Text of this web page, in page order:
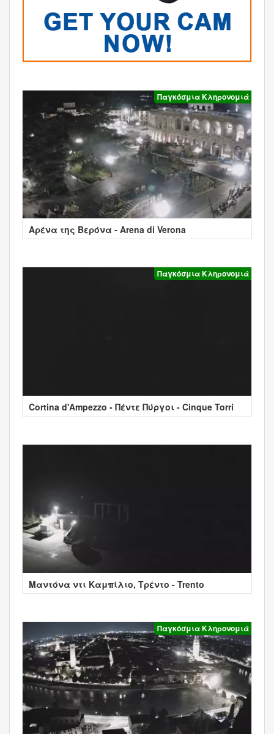
Παγκόσμια Κληρονομιά
Αρένα της Βερόνα - Arena di Verona
Παγκόσμια Κληρονομιά
Cortina d'Ampezzo - Πέντε Πύργοι - Cinque Torri
Μαντόνα ντι Καμπίλιο, Τρέντο - Trento
Παγκόσμια Κληρονομιά